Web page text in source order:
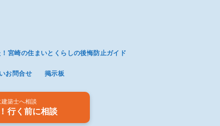
宮崎の住まいとくらしの後悔防止ガイド
お問合せ 掲示板
築士へ相談
行く前に相談